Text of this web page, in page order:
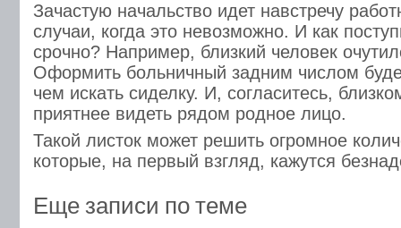
Зачастую начальство идет навстречу
случаи, когда это невозможно. И как
срочно? Например, близкий человек
Оформить больничный задним числом
чем искать сиделку. И, согласитесь,
приятнее видеть рядом родное лицо.
Такой листок может решить огромное
которые, на первый взгляд, кажутся
Еще записи по теме